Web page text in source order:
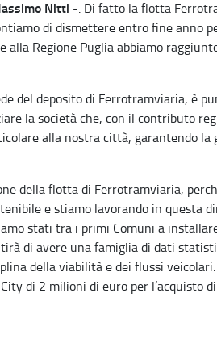
Nitti -. Di fatto la flotta
di dismettere entro fine anno
alla Regione Puglia abbiamo
del deposito di Ferrotramviaria, è
la società che, con il contributo
alla nostra città, garantendo la
della flotta di Ferrotramviaria,
e stiamo lavorando in questa
stati tra i primi Comuni a
di avere una famiglia di dati
della viabilità e dei flussi
di 2 milioni di euro per l’acquisto